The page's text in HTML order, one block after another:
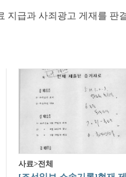
지급과 사죄광고 게재를 판
사료>전체